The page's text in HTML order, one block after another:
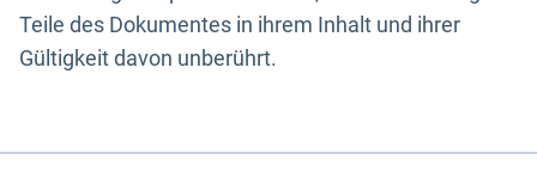
Teile des Dokumentes in ihrem Inhalt und ihrer
Gültigkeit davon unberührt.